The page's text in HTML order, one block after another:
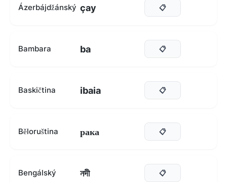
Ázerbájdžánský çay 📋
Bambara ba 📋
Baskičtina ibaia 📋
Běloruština рака 📋
Bengálský নদী 📋